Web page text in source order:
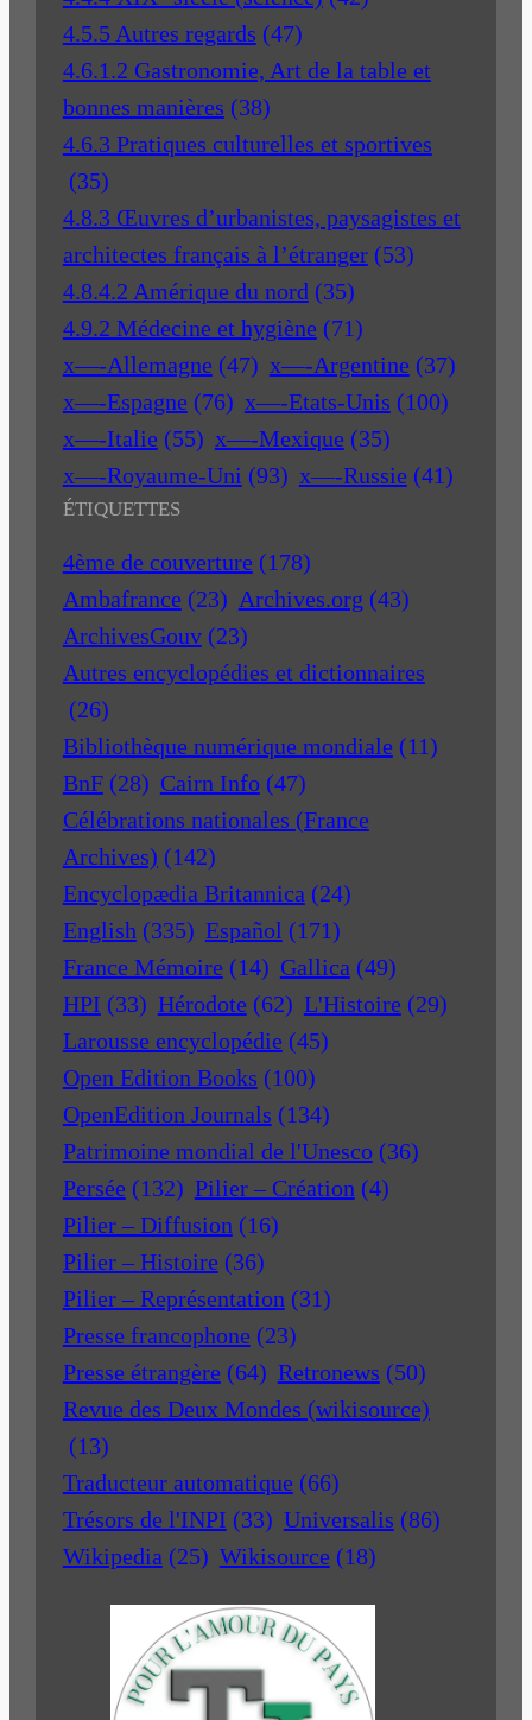
4.5.5 Autres regards (47)
4.6.1.2 Gastronomie, Art de la table et
bonnes manières (38)
4.6.3 Pratiques culturelles et sportives
(35)
4.8.3 Œuvres d’urbanistes, paysagistes et
architectes français à l’étranger (53)
4.8.4.2 Amérique du nord (35)
4.9.2 Médecine et hygiène (71)
x—-Allemagne (47) x—-Argentine (37)
x—-Espagne (76) x—-Etats-Unis (100)
x—-Italie (55) x—-Mexique (35)
x—-Royaume-Uni (93) x—-Russie (41)
ÉTIQUETTES
4ème de couverture (178)
Ambafrance (23) Archives.org (43)
ArchivesGouv (23)
Autres encyclopédies et dictionnaires
(26)
Bibliothèque numérique mondiale (11)
BnF (28) Cairn Info (47)
Célébrations nationales (France
Archives) (142)
Encyclopædia Britannica (24)
English (335) Español (171)
France Mémoire (14) Gallica (49)
HPI (33) Hérodote (62) L'Histoire (29)
Larousse encyclopédie (45)
Open Edition Books (100)
OpenEdition Journals (134)
Patrimoine mondial de l'Unesco (36)
Persée (132) Pilier – Création (4)
Pilier – Diffusion (16)
Pilier – Histoire (36)
Pilier – Représentation (31)
Presse francophone (23)
Presse étrangère (64) Retronews (50)
Revue des Deux Mondes (wikisource)
(13)
Traducteur automatique (66)
Trésors de l'INPI (33) Universalis (86)
Wikipedia (25) Wikisource (18)